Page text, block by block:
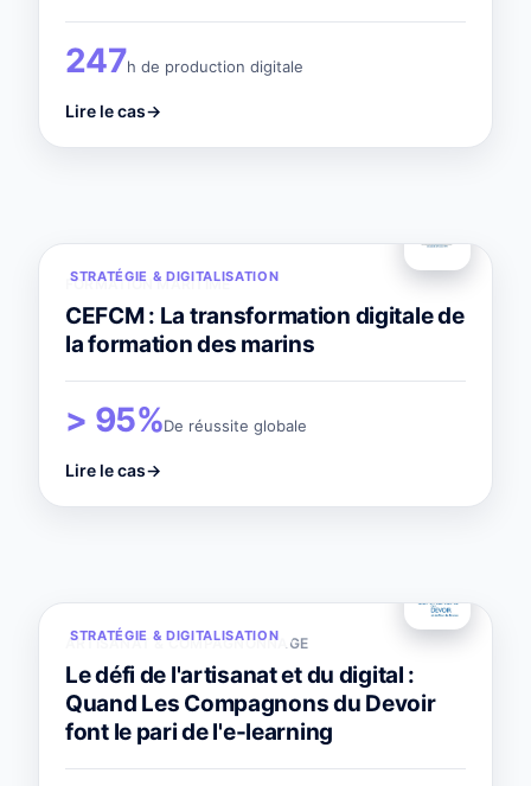
247h de production digitale
Lire le cas→
STRATÉGIE & DIGITALISATION
FORMATION MARITIME
CEFCM : La transformation digitale de
la formation des marins
> 95%De réussite globale
Lire le cas→
STRATÉGIE & DIGITALISATION
ARTISANAT & COMPAGNONNAGE
Le défi de l'artisanat et du digital :
Quand Les Compagnons du Devoir
font le pari de l'e-learning